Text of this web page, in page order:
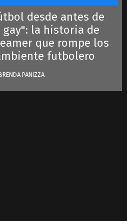
desde antes de
gay": la historia de
que rompe los
futbolero
PANIZZA